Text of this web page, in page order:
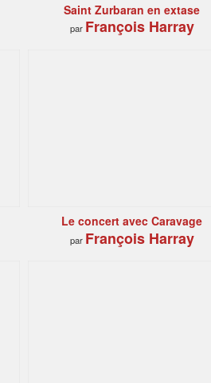
Saint Zurbaran en extase
par François Harray
Le concert avec Caravage
par François Harray